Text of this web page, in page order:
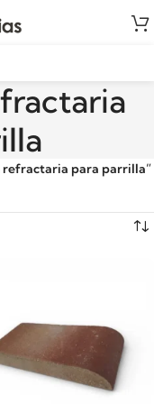
refractaria para parrilla”